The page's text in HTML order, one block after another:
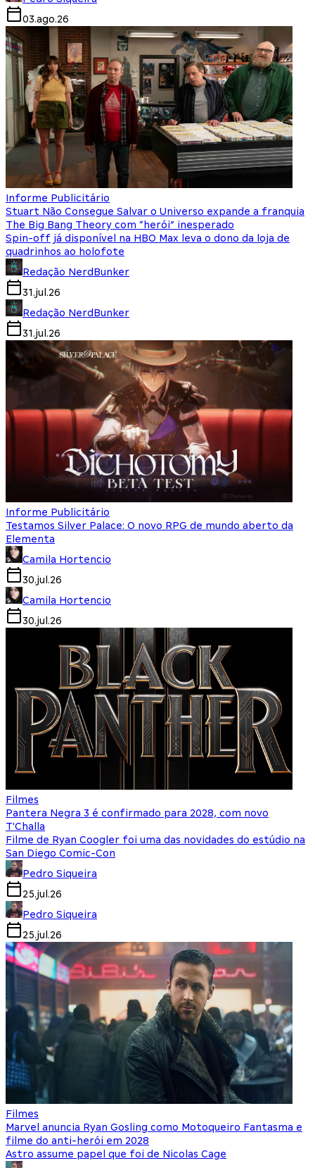
03.ago.26
Informe Publicitário
Stuart Não Consegue Salvar o Universo expande a franquia
The Big Bang Theory com “herói” inesperado
Spin-off já disponível na HBO Max leva o dono da loja de
quadrinhos ao holofote
Redação NerdBunker
31.jul.26
Redação NerdBunker
31.jul.26
Informe Publicitário
Testamos Silver Palace: O novo RPG de mundo aberto da
Elementa
Camila Hortencio
30.jul.26
Camila Hortencio
30.jul.26
Filmes
Pantera Negra 3 é confirmado para 2028, com novo
T'Challa
Filme de Ryan Coogler foi uma das novidades do estúdio na
San Diego Comic-Con
Pedro Siqueira
25.jul.26
Pedro Siqueira
25.jul.26
Filmes
Marvel anuncia Ryan Gosling como Motoqueiro Fantasma e
filme do anti-herói em 2028
Astro assume papel que foi de Nicolas Cage